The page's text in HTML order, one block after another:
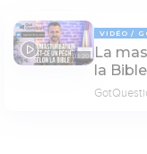
03:20
VIDÉO
La
la